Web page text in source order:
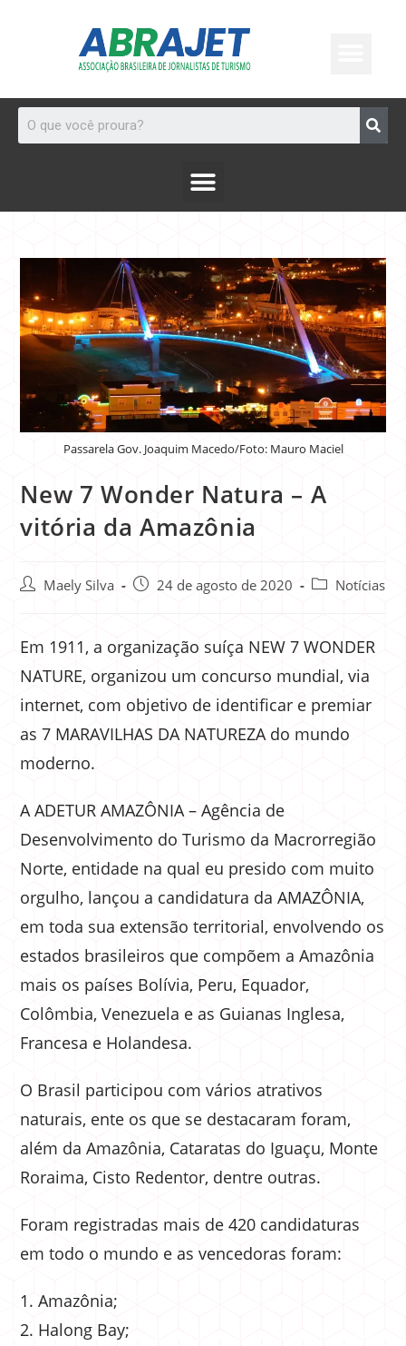
Passarela Gov. Joaquim Macedo/Foto: Mauro Maciel
New 7 Wonder Natura – A
vitória da Amazônia
Maely Silva 24 de agosto de 2020 Notícias
Em 1911, a organização suíça NEW 7 WONDER
NATURE, organizou um concurso mundial, via
internet, com objetivo de identificar e premiar
as 7 MARAVILHAS DA NATUREZA do mundo
moderno.
A ADETUR AMAZÔNIA – Agência de
Desenvolvimento do Turismo da Macrorregião
Norte, entidade na qual eu presido com muito
orgulho, lançou a candidatura da AMAZÔNIA,
em toda sua extensão territorial, envolvendo os
estados brasileiros que compõem a Amazônia
mais os países Bolívia, Peru, Equador,
Colômbia, Venezuela e as Guianas Inglesa,
Francesa e Holandesa.
O Brasil participou com vários atrativos
naturais, ente os que se destacaram foram,
além da Amazônia, Cataratas do Iguaçu, Monte
Roraima, Cisto Redentor, dentre outras.
Foram registradas mais de 420 candidaturas
em todo o mundo e as vencedoras foram:
Amazônia;
Halong Bay;